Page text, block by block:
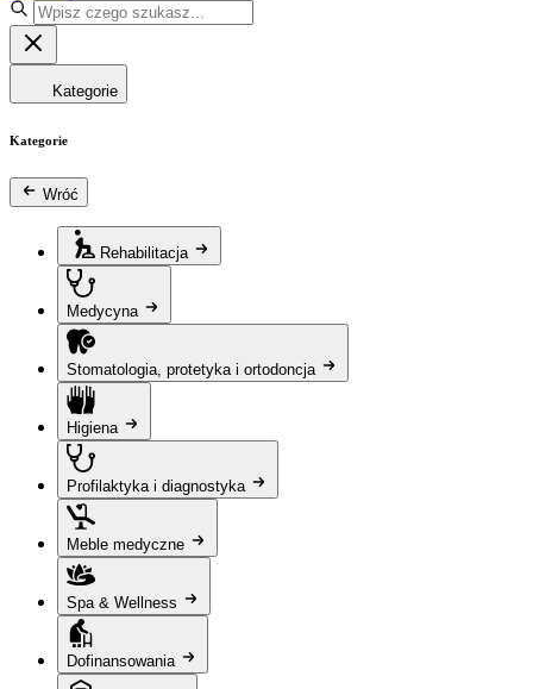
Kategorie
Kategorie
Wróć
Rehabilitacja
Medycyna
Stomatologia, protetyka i ortodoncja
Higiena
Profilaktyka i diagnostyka
Meble medyczne
Spa & Wellness
Dofinansowania